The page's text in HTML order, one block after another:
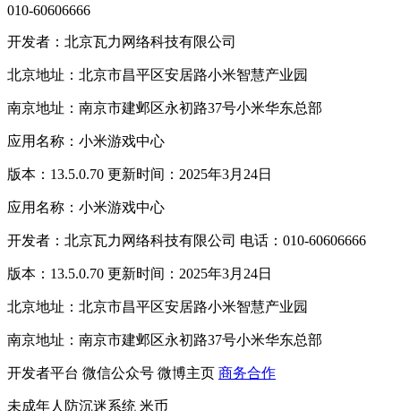
010-60606666
开发者：北京瓦力网络科技有限公司
北京地址：北京市昌平区安居路小米智慧产业园
南京地址：南京市建邺区永初路37号小米华东总部
应用名称：小米游戏中心
版本：13.5.0.70 更新时间：2025年3月24日
应用名称：小米游戏中心
开发者：北京瓦力网络科技有限公司 电话：010-60606666
版本：13.5.0.70 更新时间：2025年3月24日
北京地址：北京市昌平区安居路小米智慧产业园
南京地址：南京市建邺区永初路37号小米华东总部
开发者平台 微信公众号 微博主页 商务合作
未成年人防沉迷系统 米币